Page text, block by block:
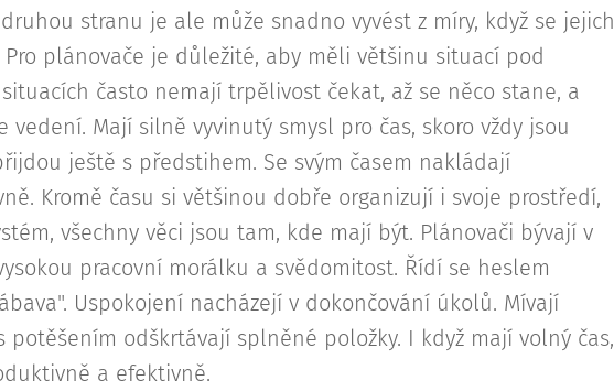
stranu je ale může snadno vyvést z míry, když se jejich
plánovače je důležité, aby měli většinu situací pod
často nemají trpělivost čekat, až se něco stane, a
vedení. Mají silně vyvinutý smysl pro čas, skoro vždy jsou
ještě s předstihem. Se svým časem nakládají
Kromě času si většinou dobře organizují i svoje prostředí,
všechny věci jsou tam, kde mají být. Plánovači bývají v
pracovní morálku a svědomitost. Řídí se heslem
Uspokojení nacházejí v dokončování úkolů. Mívají
potěšením odškrtávají splněné položky. I když mají volný čas,
a efektivně.